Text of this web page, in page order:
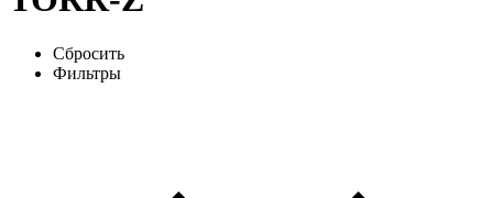
Сбросить
Фильтры